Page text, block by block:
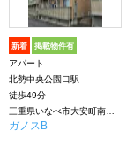
新着 掲載物件有
アパート
北勢中央公園口駅
徒歩49分
ガノスB